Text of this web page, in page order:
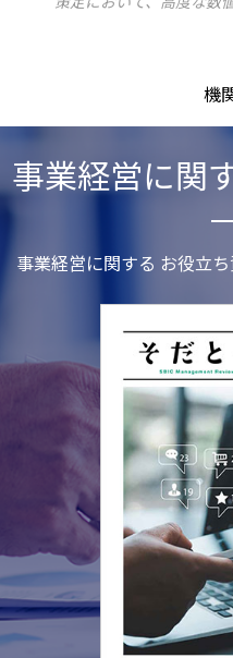
機
事業経営に関
事業経営に関する お役立